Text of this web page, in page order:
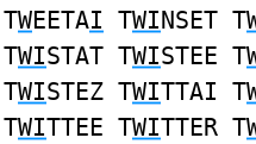
TWEETAI TWINSET T
TWISTAT TWISTEE T
TWISTEZ TWITTAI T
TWITTEE TWITTER T